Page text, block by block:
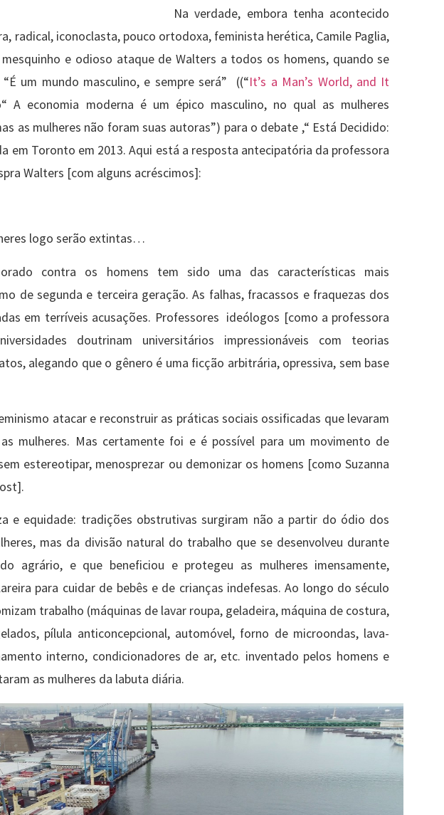
Na verdade, embora tenha acontecido
radical, iconoclasta, pouco ortodoxa, feminista herética, Camile Paglia,
e odioso ataque de Walters a todos os homens, quando se
um mundo masculino, e sempre será” ((“It’s a Man’s World, and It
A economia moderna é um épico masculino, no qual as mulheres
as mulheres não foram suas autoras”) para o debate ,“ Está Decidido:
em Toronto em 2013. Aqui está a resposta antecipatória da professora
Walters [com alguns acréscimos]:
logo serão extintas…
contra os homens tem sido uma das características mais
de segunda e terceira geração. As falhas, fracassos e fraquezas dos
em terríveis acusações. Professores ideólogos [como a professora
doutrinam universitários impressionáveis com teorias
alegando que o gênero é uma ficção arbitrária, opressiva, sem base
atacar e reconstruir as práticas sociais ossificadas que levaram
mulheres. Mas certamente foi e é possível para um movimento de
estereotipar, menosprezar ou demonizar os homens [como Suzanna
e equidade: tradições obstrutivas surgiram não a partir do ódio dos
mas da divisão natural do trabalho que se desenvolveu durante
agrário, e que beneficiou e protegeu as mulheres imensamente,
para cuidar de bebês e de crianças indefesas. Ao longo do século
trabalho (máquinas de lavar roupa, geladeira, máquina de costura,
pílula anticoncepcional, automóvel, forno de microondas, lava-
interno, condicionadores de ar, etc. inventado pelos homens e
as mulheres da labuta diária.